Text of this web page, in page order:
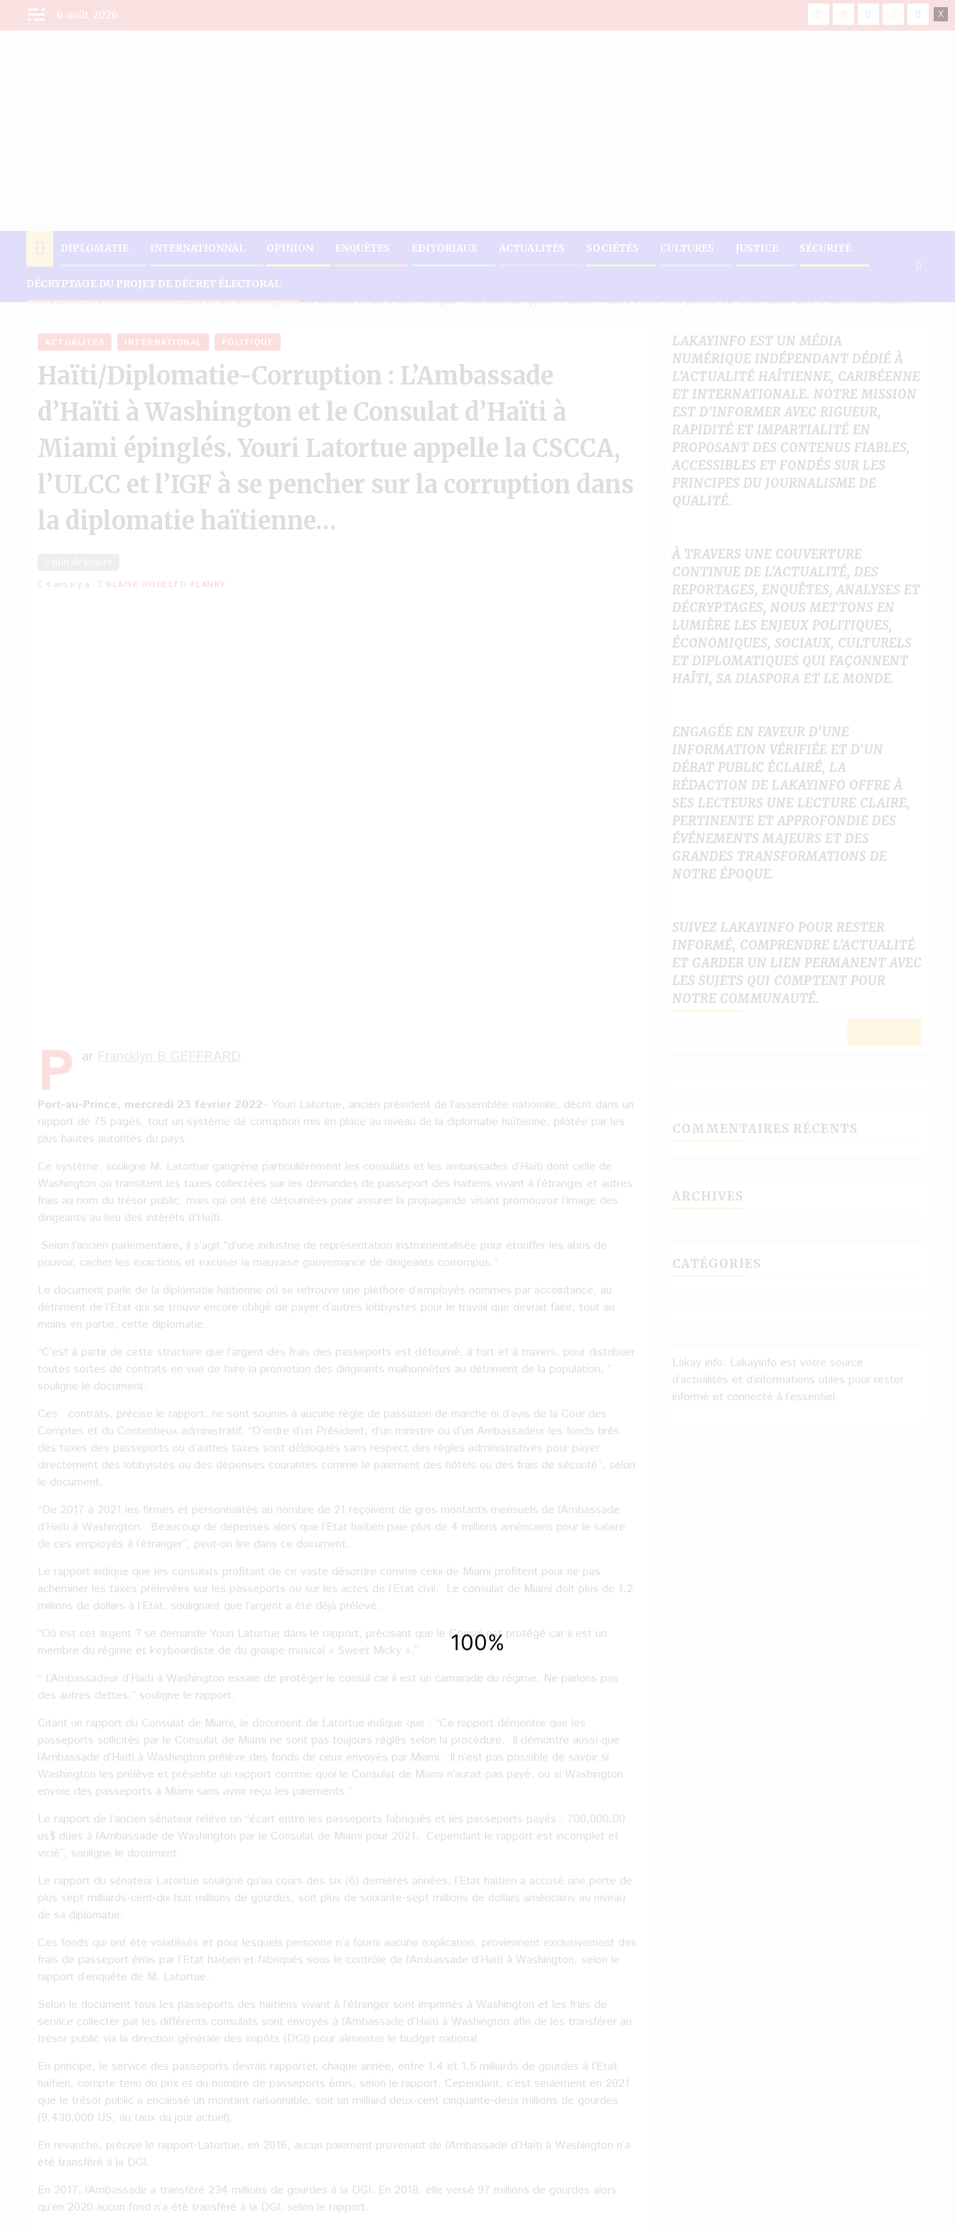
6 août 2026 facebookYoutube
X Instagram
Tiktok
DIPLOMATIE INTERNATIONNAL OPINION ENQUÊTES ÉDITORIAUX ACTUALITÉS SOCIÉTÉS CULTURES JUSTICE SÉCURITÉ
DÉCRYPTAGE DU PROJET DE DÉCRET ÉLECTORAL
Accueil
Actualités
Haïti/Diplomatie-Corruption : L’Ambassade d’Haïti à Washington et le Consulat d’Haïti à Miami épinglés. Youri Latortue appelle la CSCCA, l’ULCC et l’IGF à se pencher sur la corruption dans la diplomatie haïtienne…
ACTUALITÉS INTERNATIONAL POLITIQUE
Haïti/Diplomatie-Corruption : L’Ambassade
d’Haïti à Washington et le Consulat d’Haïti à
Miami épinglés. Youri Latortue appelle la CSCCA,
l’ULCC et l’IGF à se pencher sur la corruption dans
la diplomatie haïtienne…
4 ans il y a BLAISE ROBELTO FLANKY
P ar Francklyn B GEFFRARD
Port-au-Prince, mercredi 23 février 2022- Youri Latortue, ancien président de l’assemblée nationale, décrit dans un
rapport de 75 pages, tout un système de corruption mis en place au niveau de la diplomatie haïtienne, pilotée par les
plus hautes autorités du pays.
Ce système, souligne M. Latortue gangrène particulièrement les consulats et les ambassades d’Haïti dont celle de
Washington où transitent les taxes collectées sur les demandes de passeport des haitiens vivant à l’étranger et autres
frais au nom du trésor public, mais qui ont été détournées pour assurer la propagande visant promouvoir l’image des
dirigeants au lieu des intérêts d’Haïti.
Selon l’ancien parlementaire, il s’agit ‘‘d’une industrie de représentation instrumentalisée pour étouffer les abus de
pouvoir, cacher les exactions et excuser la mauvaise gouvernance de dirigeants corrompus.’’
Le document parle de la diplomatie haïtienne où se retrouve une pléthore d’employés nommes par accointance, au
détriment de l’Etat qui se trouve encore obligé de payer d’autres lobbyistes pour le travail que devrait faire, tout au
moins en partie, cette diplomatie.
‘‘C’est à partir de cette structure que l’argent des frais des passeports est détourné, à tort et à travers, pour distribuer
toutes sortes de contrats en vue de faire la promotion des dirigeants malhonnêtes au détriment de la population, ‘’
souligne le document.
Ces contrats, précise le rapport, ne sont soumis à aucune règle de passation de marche ni d’avis de la Cour des
Comptes et du Contentieux administratif. ‘‘D’ordre d’un Président, d’un ministre ou d’un Ambassadeur les fonds tirés
des taxes des passeports ou d’autres taxes sont débloqués sans respect des règles administratives pour payer
directement des lobbyistes ou des dépenses courantes comme le paiement des hôtels ou des frais de sécurité’’, selon
le document.
‘‘De 2017 à 2021 les firmes et personnalités au nombre de 21 reçoivent de gros montants mensuels de l’Ambassade
d’Haïti à Washington. Beaucoup de dépenses alors que l’Etat haïtien paie plus de 4 millions américains pour le salaire
de ces employés à l’étranger’’, peut-on lire dans ce document.
Le rapport indique que les consulats profitant de ce vaste désordre comme celui de Miami profitent pour ne pas
acheminer les taxes prélevées sur les passeports ou sur les actes de l’Etat civil. Le consulat de Miami doit plus de 1.2
millions de dollars à l’Etat, soulignant que l’argent a été déjà prélevé.
‘‘Où est cet argent ? se demande Youri Latortue dans le rapport, précisant que le Consul est protégé car il est un
membre du régime et keyboardiste de du groupe musical « Sweet Micky ».’’
‘‘ L’Ambassadeur d’Haïti à Washington essaie de protéger le consul car il est un camarade du régime. Ne parlons pas
des autres dettes,’’ souligne le rapport.
Citant un rapport du Consulat de Miami, le document de Latortue indique que : ‘‘Ce rapport démontre que les
passeports sollicités par le Consulat de Miami ne sont pas toujours réglés selon la procédure. Il démontre aussi que
l’Ambassade d’Haïti à Washington prélève des fonds de ceux envoyés par Miami. Il n’est pas possible de savoir si
Washington les prélève et présente un rapport comme quoi le Consulat de Miami n’aurait pas payé, ou si Washington
envoie des passeports à Miami sans avoir reçu les paiements.’’
Le rapport de l’ancien sénateur relève un ‘‘écart entre les passeports fabriqués et les passeports payés : 700,000.00
us$ dues à l’Ambassade de Washington par le Consulat de Miami pour 2021. Cependant le rapport est incomplet et
vicié’’, souligne le document.
Le rapport du sénateur Latortue souligne qu’au cours des six (6) dernières années, l’Etat haïtien a accusé une perte de
plus sept milliards-cent-dix-huit millions de gourdes, soit plus de soixante-sept millions de dollars américains au niveau
de sa diplomatie.
Ces fonds qui ont été volatilisés et pour lesquels personne n’a fourni aucune explication, proviennent exclusivement des
frais de passeport émis par l’Etat haïtien et fabriqués sous le contrôle de l’Ambassade d’Haïti à Washington, selon le
rapport d’enquête de M. Latortue.
Selon le document tous les passeports des haïtiens vivant à l’étranger sont imprimés à Washington et les frais de
service collecter par les différents consulats sont envoyés à l’Ambassade d’Haïti à Washington afin de les transférer au
trésor public via la direction générale des impôts (DGI) pour alimenter le budget national.
En principe, le service des passeports devrait rapporter, chaque année, entre 1.4 et 1.5 milliards de gourdes à l’Etat
haïtien, compte tenu du prix et du nombre de passeports émis, selon le rapport. Cependant, c’est seulement en 2021
que le trésor public a encaissé un montant raisonnable, soit un milliard deux-cent cinquante-deux millions de gourdes
(9,430,000 US, au taux du jour actuel).
En revanche, précise le rapport-Latortue, en 2016, aucun paiement provenant de l’Ambassade d’Haïti à Washington n’a
été transféré à la DGI.
En 2017, l’Ambassade a transféré 234 millions de gourdes à la DGI. En 2018, elle versé 97 millions de gourdes alors
qu’en 2020 aucun fond n’a été transféré à la DGI, selon le rapport.
LAKAYINFO EST UN MÉDIA
NUMÉRIQUE INDÉPENDANT DÉDIÉ À
L’ACTUALITÉ HAÏTIENNE, CARIBÉENNE
ET INTERNATIONALE. NOTRE MISSION
EST D’INFORMER AVEC RIGUEUR,
RAPIDITÉ ET IMPARTIALITÉ EN
PROPOSANT DES CONTENUS FIABLES,
ACCESSIBLES ET FONDÉS SUR LES
PRINCIPES DU JOURNALISME DE
QUALITÉ.
À TRAVERS UNE COUVERTURE
CONTINUE DE L’ACTUALITÉ, DES
REPORTAGES, ENQUÊTES, ANALYSES ET
DÉCRYPTAGES, NOUS METTONS EN
LUMIÈRE LES ENJEUX POLITIQUES,
ÉCONOMIQUES, SOCIAUX, CULTURELS
ET DIPLOMATIQUES QUI FAÇONNENT
HAÏTI, SA DIASPORA ET LE MONDE.
ENGAGÉE EN FAVEUR D’UNE
INFORMATION VÉRIFIÉE ET D’UN
DÉBAT PUBLIC ÉCLAIRÉ, LA
RÉDACTION DE LAKAYINFO OFFRE À
SES LECTEURS UNE LECTURE CLAIRE,
PERTINENTE ET APPROFONDIE DES
ÉVÉNEMENTS MAJEURS ET DES
GRANDES TRANSFORMATIONS DE
NOTRE ÉPOQUE.
SUIVEZ LAKAYINFO POUR RESTER
INFORMÉ, COMPRENDRE L’ACTUALITÉ
ET GARDER UN LIEN PERMANENT AVEC
LES SUJETS QUI COMPTENT POUR
NOTRE COMMUNAUTÉ.
COMMENTAIRES RÉCENTS
ARCHIVES
CATÉGORIES
Lakay info: Lakayinfo est votre source
d’actualités et d’informations utiles pour rester
informé et connecté à l’essentiel.